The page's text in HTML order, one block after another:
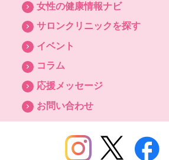
女性の健康情報ナビ
サロンクリニックを探す
イベント
コラム
応援メッセージ
お問い合わせ